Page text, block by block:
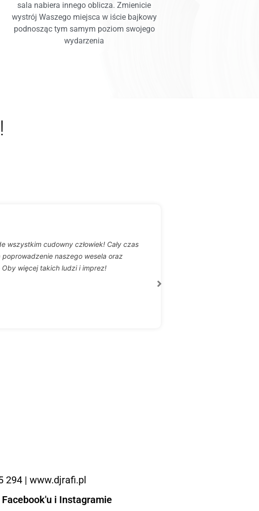
sala nabiera innego oblicza. Zmienicie
wystrój Waszego miejsca w iście bajkowy
podnosząc tym samym poziom swojego
wydarzenia
wszystkim cudowny człowiek! Cały czas
naszego wesela oraz
Oby więcej takich ludzi i imprez!
294 | www.djrafi.pl
i Instagramie